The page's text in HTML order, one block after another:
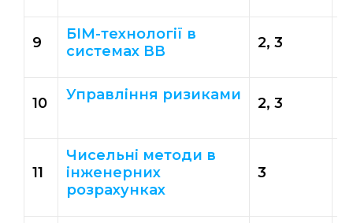
9
БІМ-технології в
системах ВВ
2, 3
10 Управління ризиками 2, 3
11
Чисельні методи в
інженерних
розрахунках
3